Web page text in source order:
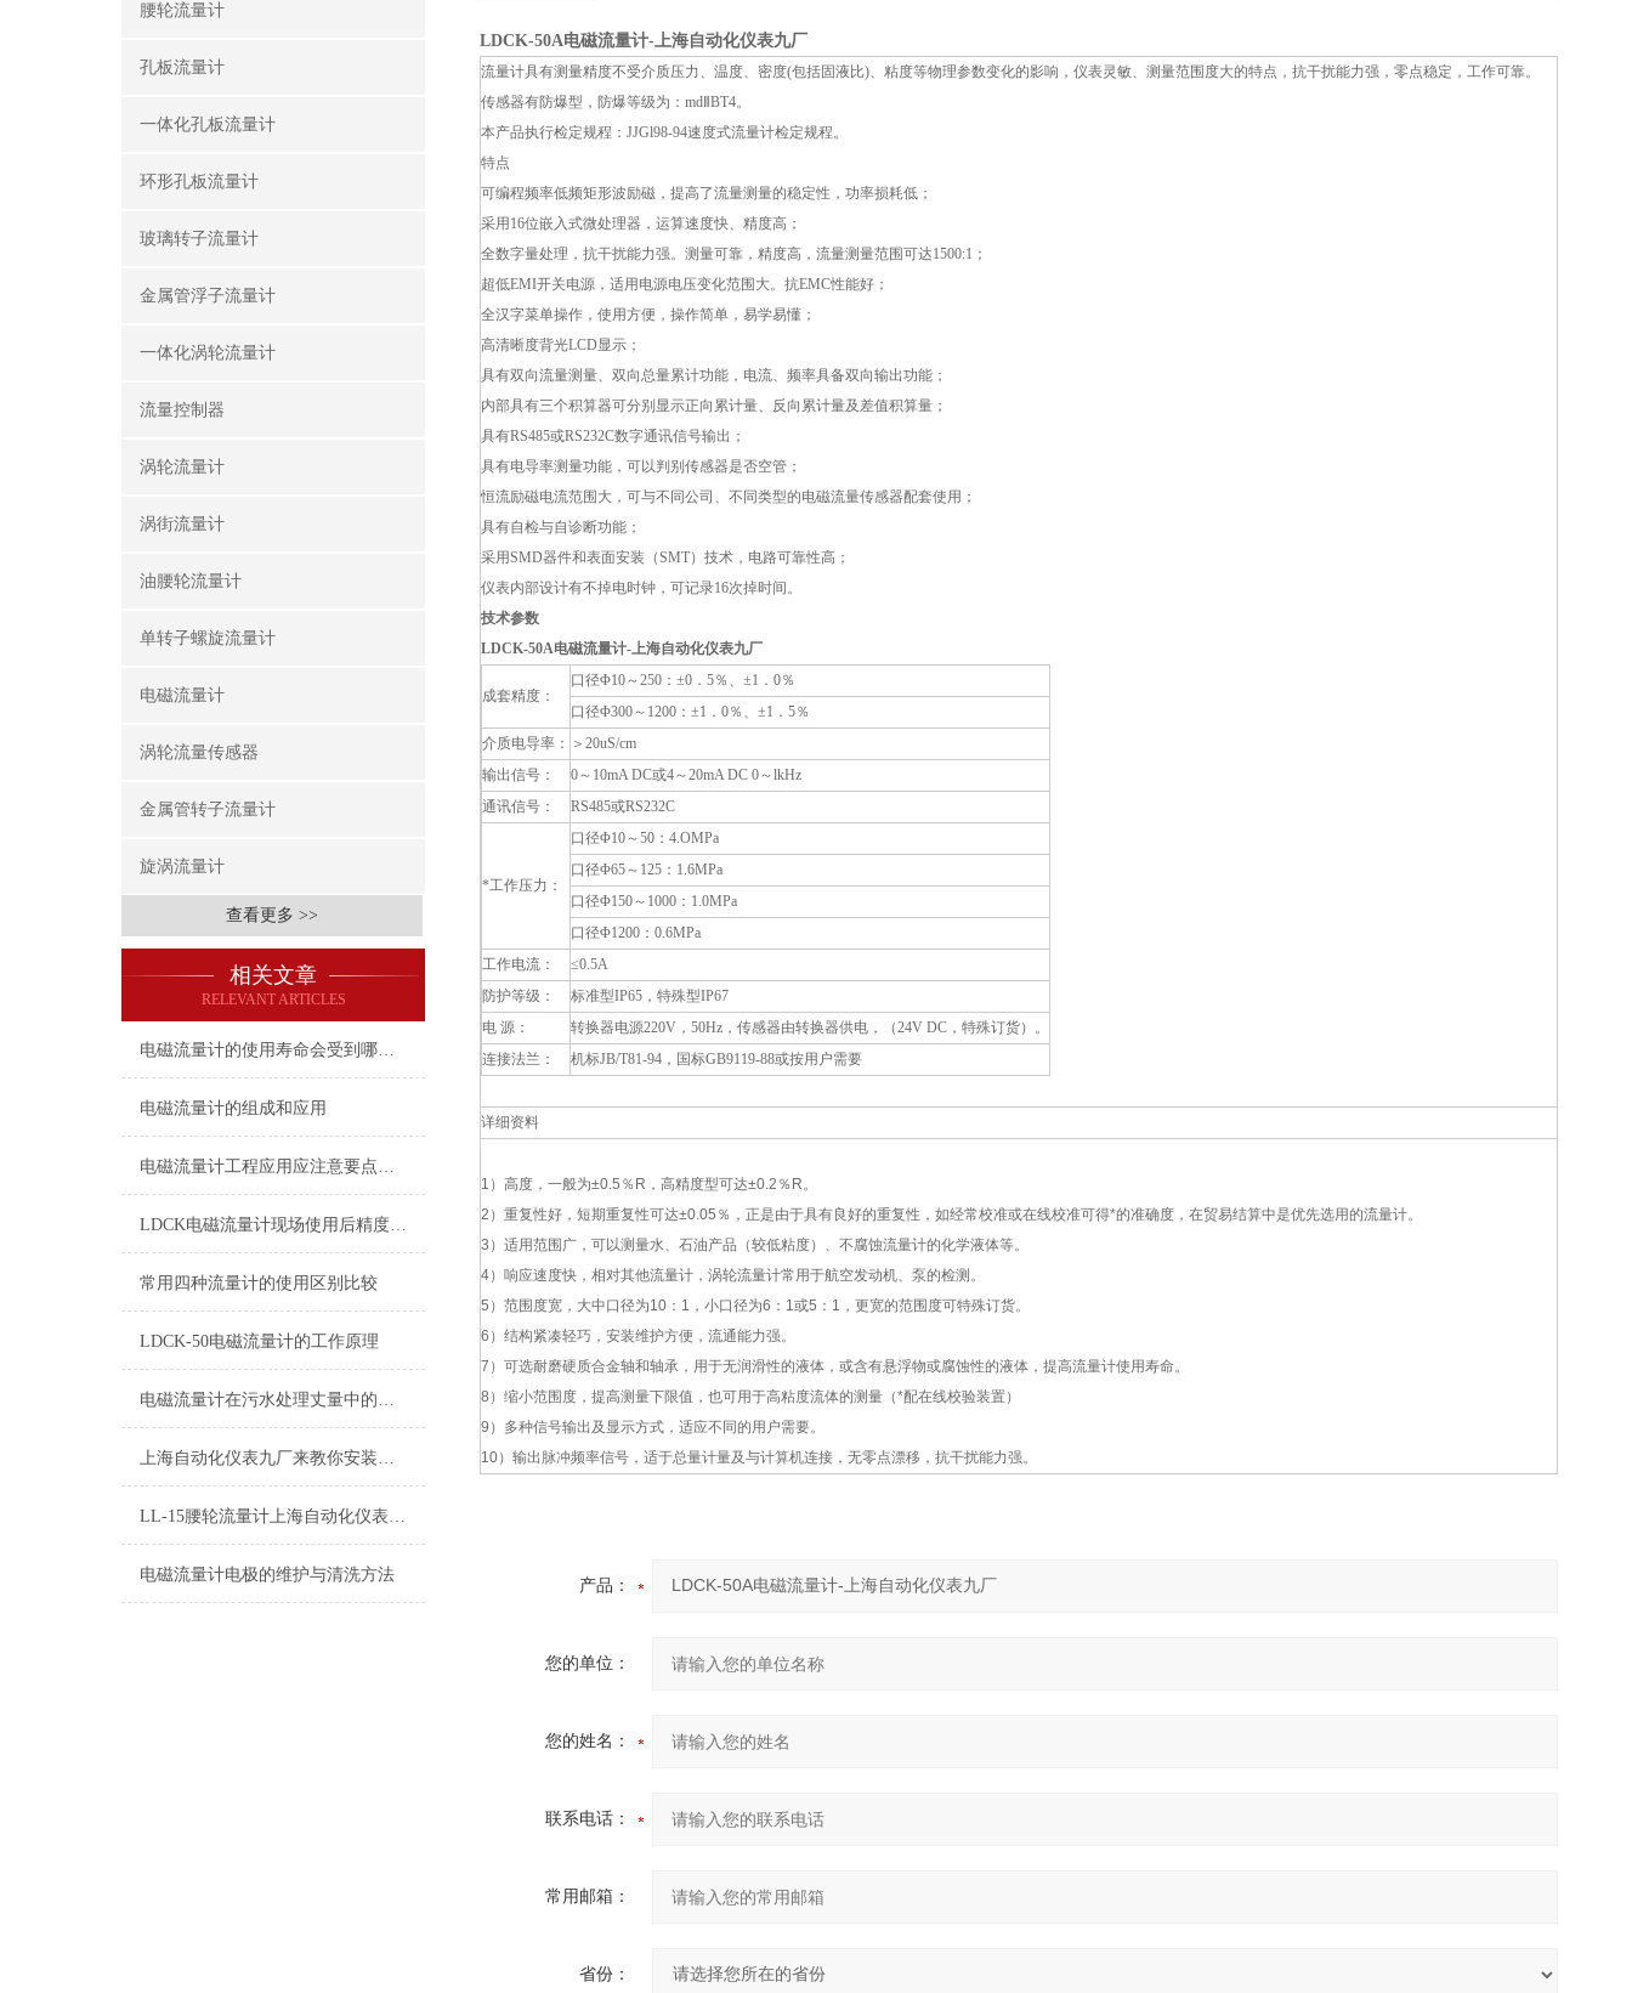
腰轮流量计
孔板流量计
一体化孔板流量计
环形孔板流量计
玻璃转子流量计
金属管浮子流量计
一体化涡轮流量计
流量控制器
涡轮流量计
涡街流量计
油腰轮流量计
单转子螺旋流量计
电磁流量计
涡轮流量传感器
金属管转子流量计
旋涡流量计
查看更多 >>
相关文章
RELEVANT ARTICLES
电磁流量计的使用寿命会受到哪些因素的影响呢？
电磁流量计的组成和应用
电磁流量计工程应用应注意要点分享
LDCK电磁流量计现场使用后精度降低及故障查找
常用四种流量计的使用区别比较
LDCK-50电磁流量计的工作原理
电磁流量计在污水处理丈量中的优势有哪些？
上海自动化仪表九厂来教你安装电磁流量计！
LL-15腰轮流量计上海自动化仪表九厂LDCK-800电磁流量计
电磁流量计电极的维护与清洗方法
LDCK-50A电磁流量计-上海自动化仪表九厂
流量计具有测量精度不受介质压力、温度、密度(包括固液比)、粘度等物理参数变化的影响，仪表灵敏、测量范围度大的特点，抗干扰能力强，零点稳定，工作可靠。
传感器有防爆型，防爆等级为：mdⅡBT4。
本产品执行检定规程：JJGl98-94速度式流量计检定规程。
特点
可编程频率低频矩形波励磁，提高了流量测量的稳定性，功率损耗低；
采用16位嵌入式微处理器，运算速度快、精度高；
全数字量处理，抗干扰能力强。测量可靠，精度高，流量测量范围可达1500:1；
超低EMI开关电源，适用电源电压变化范围大。抗EMC性能好；
全汉字菜单操作，使用方便，操作简单，易学易懂；
高清晰度背光LCD显示；
具有双向流量测量、双向总量累计功能，电流、频率具备双向输出功能；
内部具有三个积算器可分别显示正向累计量、反向累计量及差值积算量；
具有RS485或RS232C数字通讯信号输出；
具有电导率测量功能，可以判别传感器是否空管；
恒流励磁电流范围大，可与不同公司、不同类型的电磁流量传感器配套使用；
具有自检与自诊断功能；
采用SMD器件和表面安装（SMT）技术，电路可靠性高；
仪表内部设计有不掉电时钟，可记录16次掉时间。
技术参数
LDCK-50A电磁流量计-上海自动化仪表九厂
成套精度：
口径Φ10～250：±0．5％、±1．0％
口径Φ300～1200：±1．0％、±1．5％
介质电导率：
＞20uS/cm
输出信号：
0～10mA DC或4～20mA DC 0～lkHz
通讯信号：
RS485或RS232C
*工作压力：
口径Φ10～50：4.OMPa
口径Φ65～125：1.6MPa
口径Φ150～1000：1.0MPa
口径Φ1200：0.6MPa
工作电流：
≤0.5A
防护等级：
标准型IP65，特殊型IP67
电 源：
转换器电源220V，50Hz，传感器由转换器供电，（24V DC，特殊订货）。
连接法兰：
机标JB/T81-94，国标GB9119-88或按用户需要
详细资料
1） 高度，一般为±0.5％R，高精度型可达±0.2％R。
2）重复性好，短期重复性可达±0.05％，正是由于具有良好的重复性，如经常校准或在线校准可得*的准确度，在贸易结算中是优先选用的流量计。
3）适用范围广，可以测量水、石油产品（较低粘度）、不腐蚀流量计的化学液体等。
4）响应速度快，相对其他流量计，涡轮流量计常用于航空发动机、泵的检测。
5）范围度宽，大中口径为10：1，小口径为6：1或5：1，更宽的范围度可特殊订货。
6）结构紧凑轻巧，安装维护方便，流通能力强。
7）可选耐磨硬质合金轴和轴承，用于无润滑性的液体，或含有悬浮物或腐蚀性的液体，提高流量计使用寿命。
8）缩小范围度，提高测量下限值，也可用于高粘度流体的测量（*配在线校验装置）
9）多种信号输出 及 显示方式，适应不同的用户需要。
10）输出脉冲频率信号，适于总量计量及与计算机连接，无零点漂移，抗干扰能力强。
产品：
您的单位：
您的姓名：
联系电话：
常用邮箱：
省份：